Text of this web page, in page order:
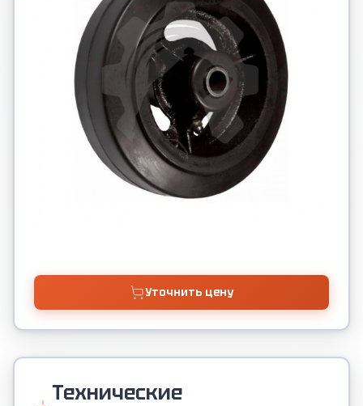
Уточнить цену
Технические